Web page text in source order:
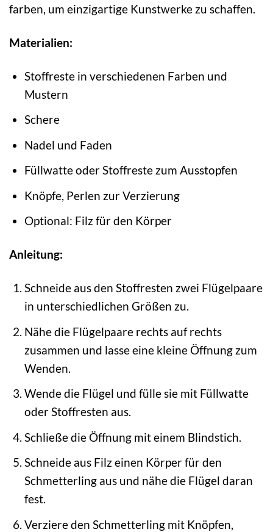
farben, um einzigartige Kunstwerke zu schaffen.
Materialien:
Stoffreste in verschiedenen Farben und
Mustern
Schere
Nadel und Faden
Füllwatte oder Stoffreste zum Ausstopfen
Knöpfe, Perlen zur Verzierung
Optional: Filz für den Körper
Anleitung:
Schneide aus den Stoffresten zwei Flügelpaare
in unterschiedlichen Größen zu.
Nähe die Flügelpaare rechts auf rechts
zusammen und lasse eine kleine Öffnung zum
Wenden.
Wende die Flügel und fülle sie mit Füllwatte
oder Stoffresten aus.
Schließe die Öffnung mit einem Blindstich.
Schneide aus Filz einen Körper für den
Schmetterling aus und nähe die Flügel daran
fest.
Verziere den Schmetterling mit Knöpfen,